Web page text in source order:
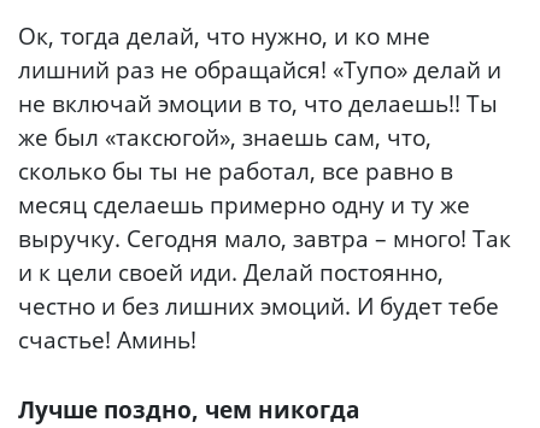
Ок, тогда делай, что нужно, и ко мне
лишний раз не обращайся! «Тупо» делай и
не включай эмоции в то, что делаешь!! Ты
же был «таксюгой», знаешь сам, что,
сколько бы ты не работал, все равно в
месяц сделаешь примерно одну и ту же
выручку. Сегодня мало, завтра – много! Так
и к цели своей иди. Делай постоянно,
честно и без лишних эмоций. И будет тебе
счастье! Аминь!
Лучше поздно, чем никогда